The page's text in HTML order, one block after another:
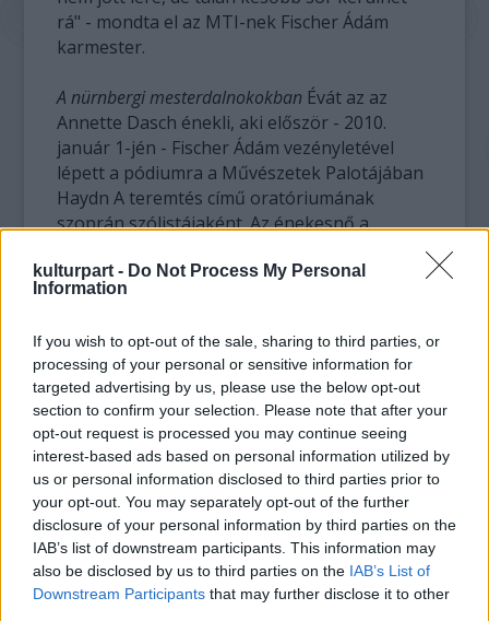
kulturpart - Do Not Process My Personal
Information
If you wish to opt-out of the sale, sharing to third parties, or
processing of your personal or sensitive information for
targeted advertising by us, please use the below opt-out
section to confirm your selection. Please note that after your
opt-out request is processed you may continue seeing
interest-based ads based on personal information utilized by
us or personal information disclosed to third parties prior to
your opt-out. You may separately opt-out of the further
disclosure of your personal information by third parties on the
IAB’s list of downstream participants. This information may
also be disclosed by us to third parties on the IAB’s List of
Downstream Participants that may further disclose it to other
rá" - mondta el az MTI-nek Fischer Ádám
karmester.
A nürnbergi mesterdalnokokban Évát az az
Annette Dasch énekli, aki először - 2010.
január 1-jén - Fischer Ádám vezényletével
lépett a pódiumra a Művészetek Palotájában
Haydn A teremtés című oratóriumának
szoprán szólistájaként. Az énekesnő a
Bayreuthban, Évát Budapesten énekli
először, a szereppel jövőre a New York-i
Stolzingi Waltert Klaus Florian Vogt alakítja. Ő
a Katharina Wagner rendezte 2008-as - és a
múlt évig műsoron lévő - Mesterdalnokok-
produkcióban Bayreuthban is játszotta a
lovagból Éva szerelméért dalnokká változó
ifjút. Hans Sachs szerepében Graz, Bécs,
Hamburg és Bayreuth után mutatkozik be
James Rutherford, fiatal brit basszbariton.
Nem lehet megkerülni a történelmi tényt: az